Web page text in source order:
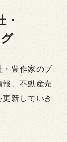
・
・豊作家のブ
報、不動産売
新していき